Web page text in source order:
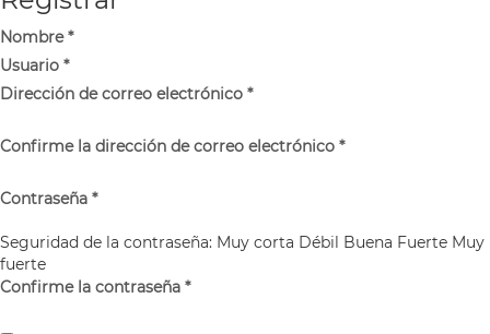
Nombre*
Usuario *
Dirección de correo electrónico *
Confirme la dirección de correo electrónico *
Contraseña *
Seguridad de la contraseña: Muy corta Débil Buena Fuerte Muy
fuerte
Confirme la contraseña *